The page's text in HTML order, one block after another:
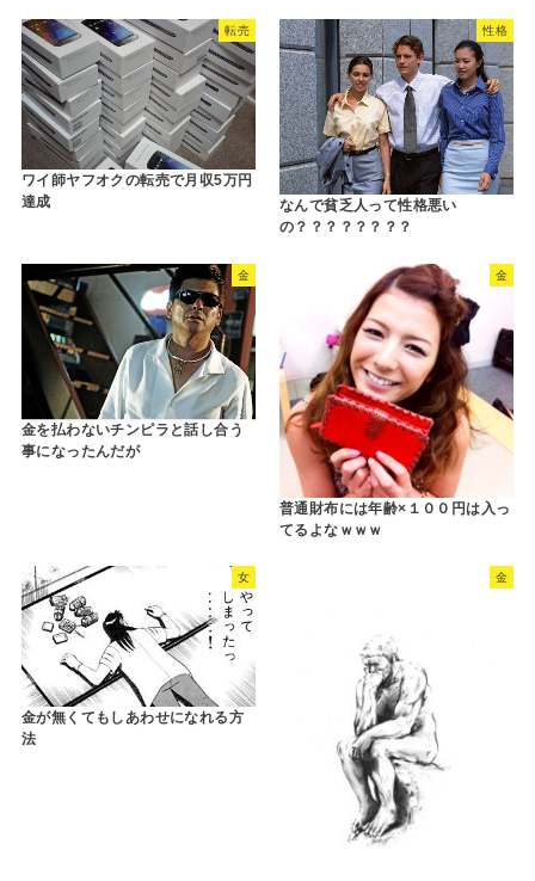
転売
ワイ師ヤフオクの転売で月収5万円
達成
性格
なんで貧乏人って性格悪い
の？？？？？？？？
金
金を払わないチンピラと話し合う
事になったんだが
金
普通財布には年齢×１００円は入っ
てるよなｗｗｗ
女
金が無くてもしあわせになれる方
法
金